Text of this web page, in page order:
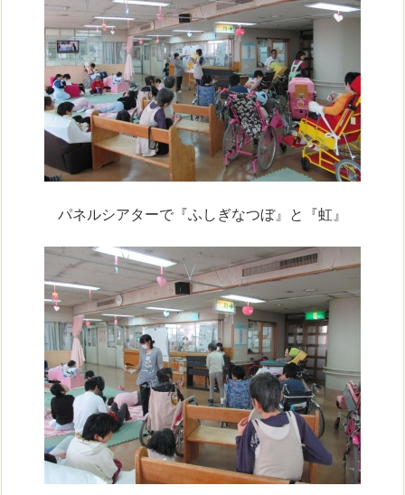
パネルシアターで『ふしぎなつぼ』と『虹』